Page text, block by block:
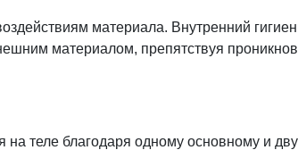
материала. Внутренний
материалом, препятствуя
на теле благодаря одному основному и